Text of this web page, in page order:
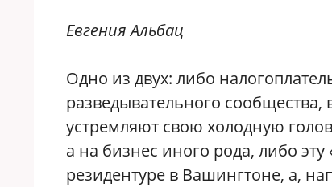
Евгения Альбац
Одно из двух: либо
разведывательного
устремляют свою холодную
а на бизнес иного рода, либо
резидентуре в Вашингтоне, а,